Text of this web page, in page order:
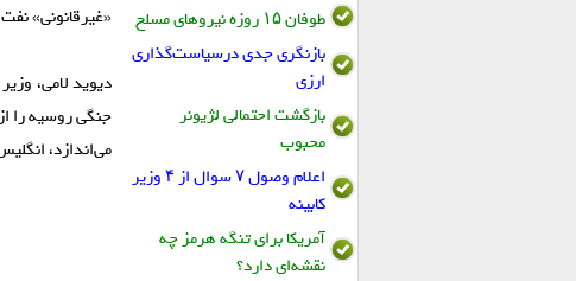
طوفان ۱۵ روزه نیروهای مسلح
بازنگری جدی درسیاست‌گذاری
ارزی
بازگشت احتمالی لژیونر
محبوب
اعلام وصول ۷ سوال از ۴ وزیر
کابینه
آمریکا برای تنگه هرمز چه
نقشه‌ای دارد؟
«غیرقانونی»
دیوید لامی،
جنگی روسیه را
می‌اندازد،